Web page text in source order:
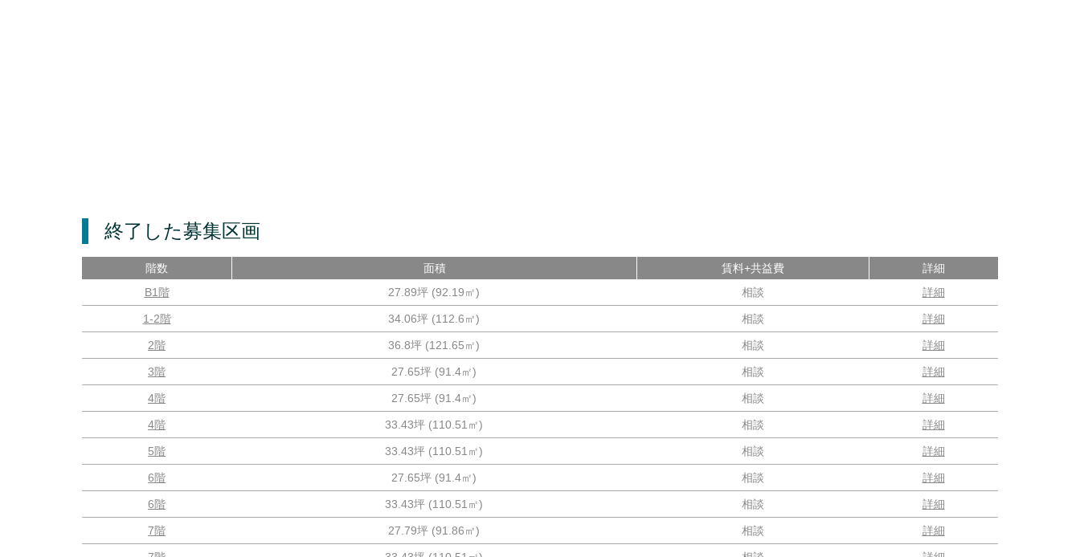
終了した募集区画
階数 面積 賃料+共益費
詳細
B1階
27.89坪 (92.19㎡) 相談 詳細
1-2階 34.06坪 (112.6㎡) 相談 詳細
2階 36.8坪 (121.65㎡) 相談 詳細
3階 27.65坪 (91.4㎡) 相談 詳細
4階 27.65坪 (91.4㎡) 相談 詳細
4階 33.43坪 (110.51 ㎡) 相談 詳細
5階 33.43坪 (110.51 ㎡) 相談 詳細
6階 27.65坪 (91.4㎡) 相談 詳細
6階 33.43坪 (110.51 ㎡) 相談 詳細
7階 27.79坪 (91.86㎡) 相談 詳細